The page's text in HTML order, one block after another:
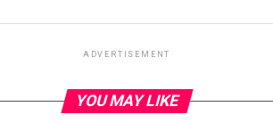
ADVERTISEMENT
YOU MAY LIKE